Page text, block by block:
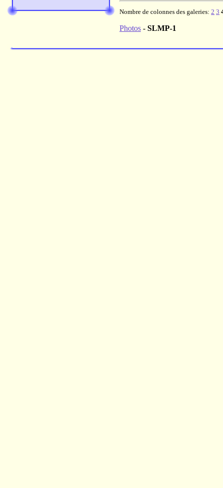
Nombre de colonnes des galeries: 2 3
Photos - SLMP-1